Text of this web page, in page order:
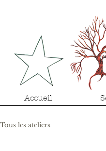
Tous les ateliers
Accueil